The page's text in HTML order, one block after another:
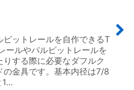
ピットレールを自作できるT
ールやパルピットレールを
りする際に必要なダフルク
の金具です。基本内径は7/8
1…